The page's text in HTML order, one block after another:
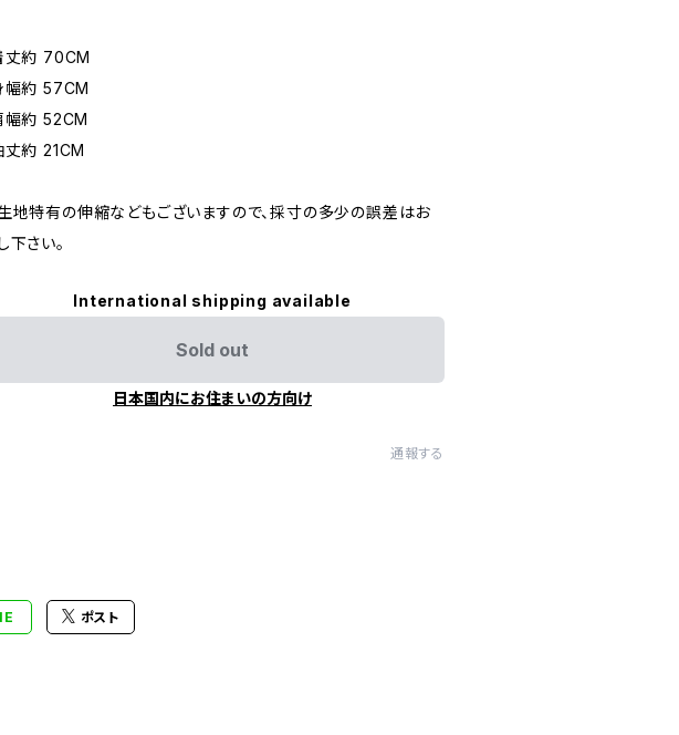
丈約 70CM
幅約 57CM
幅約 52CM
丈約 21CM
地特有の伸縮などもございますので、採寸の多少の誤差はお
下さい。
International shipping available
Sold out
日本国内にお住まいの方向け
通報する
ポスト